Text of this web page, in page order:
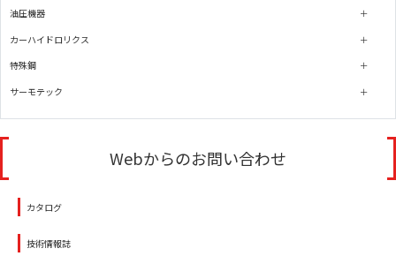
油圧機器
カーハイドロリクス
特殊鋼
サーモテック
Webからのお問い合わせ
カタログ
技術情報誌